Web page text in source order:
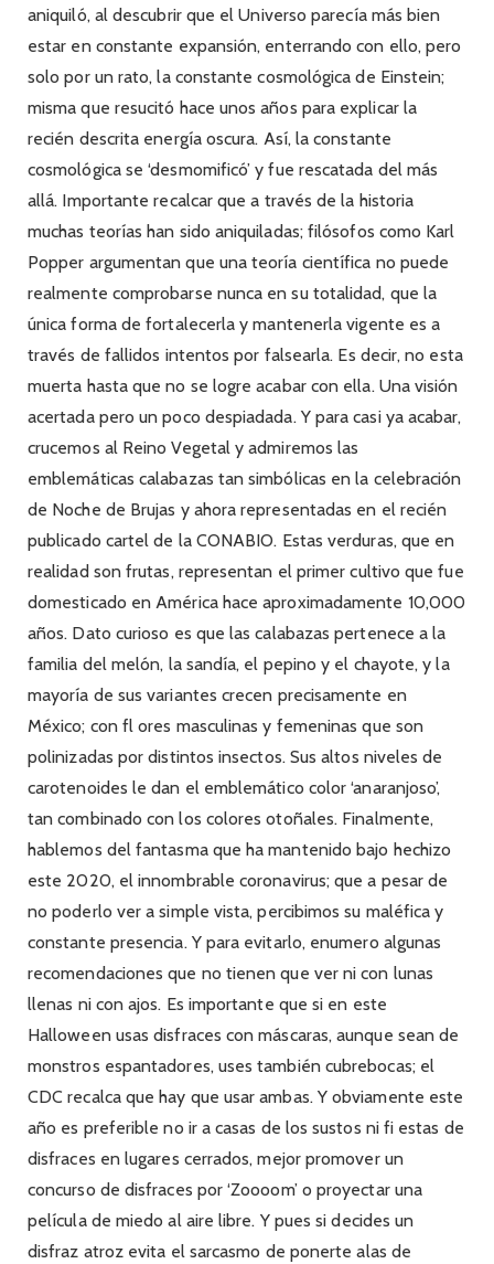
aniquiló, al descubrir que el Universo parecía más bien
estar en constante expansión, enterrando con ello, pero
solo por un rato, la constante cosmológica de Einstein;
misma que resucitó hace unos años para explicar la
recién descrita energía oscura. Así, la constante
cosmológica se ‘desmomificó’ y fue rescatada del más
allá. Importante recalcar que a través de la historia
muchas teorías han sido aniquiladas; filósofos como Karl
Popper argumentan que una teoría científica no puede
realmente comprobarse nunca en su totalidad, que la
única forma de fortalecerla y mantenerla vigente es a
través de fallidos intentos por falsearla. Es decir, no esta
muerta hasta que no se logre acabar con ella. Una visión
acertada pero un poco despiadada. Y para casi ya acabar,
crucemos al Reino Vegetal y admiremos las
emblemáticas calabazas tan simbólicas en la celebración
de Noche de Brujas y ahora representadas en el recién
publicado cartel de la CONABIO. Estas verduras, que en
realidad son frutas, representan el primer cultivo que fue
domesticado en América hace aproximadamente 10,000
años. Dato curioso es que las calabazas pertenece a la
familia del melón, la sandía, el pepino y el chayote, y la
mayoría de sus variantes crecen precisamente en
México; con fl ores masculinas y femeninas que son
polinizadas por distintos insectos. Sus altos niveles de
carotenoides le dan el emblemático color ‘anaranjoso’,
tan combinado con los colores otoñales. Finalmente,
hablemos del fantasma que ha mantenido bajo hechizo
este 2020, el innombrable coronavirus; que a pesar de
no poderlo ver a simple vista, percibimos su maléfica y
constante presencia. Y para evitarlo, enumero algunas
recomendaciones que no tienen que ver ni con lunas
llenas ni con ajos. Es importante que si en este
Halloween usas disfraces con máscaras, aunque sean de
monstros espantadores, uses también cubrebocas; el
CDC recalca que hay que usar ambas. Y obviamente este
año es preferible no ir a casas de los sustos ni fi estas de
disfraces en lugares cerrados, mejor promover un
concurso de disfraces por ‘Zoooom’ o proyectar una
película de miedo al aire libre. Y pues si decides un
disfraz atroz evita el sarcasmo de ponerte alas de